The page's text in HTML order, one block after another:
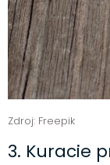
Zdroj: Freepik
3. Kuracie